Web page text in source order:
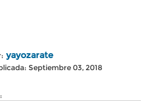
yayozarate
Septiembre 03, 2018